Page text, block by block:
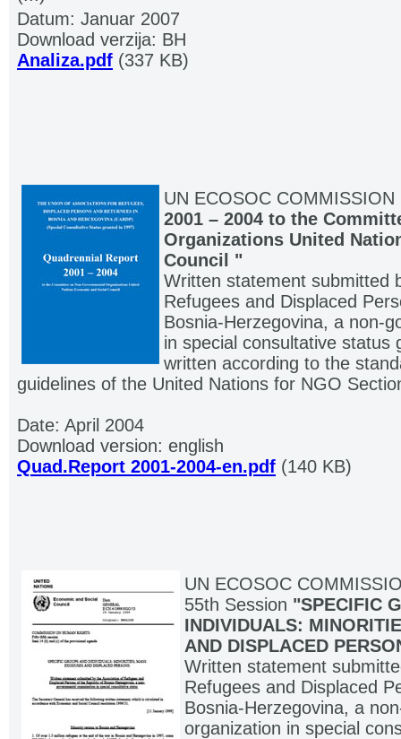
Datum: Januar 2007
Download verzija: BH
Analiza.pdf (337 KB)
UN ECOSOC COMMISSION
2001 – 2004 to the
Organizations United
Council "
Written statement submitted
Refugees and Displaced
Bosnia-Herzegovina, a non-
in special consultative status
written according to the
guidelines of the United Nations for NGO
Date: April 2004
Download version: english
Quad.Report 2001-2004-en.pdf (140 KB)
UN ECOSOC
55th Session "SPECIFIC
INDIVIDUALS:
AND DISPLACED
Written statement
Refugees and Displaced
Bosnia-Herzegovina, a
organization in special